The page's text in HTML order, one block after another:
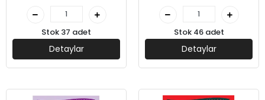
Stok 37 adet
Detaylar
Stok 46 adet
Detaylar